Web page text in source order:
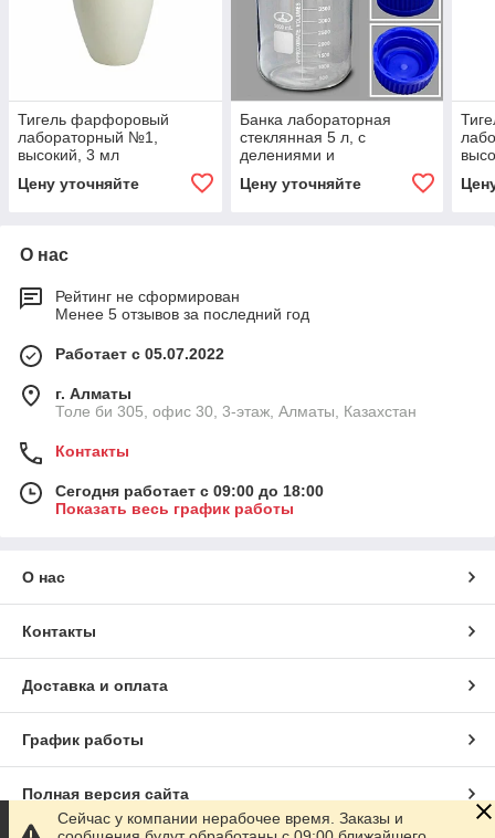
Тигель фарфоровый
лабораторный №1,
высокий, 3 мл
Цену уточняйте
Банка лабораторная
стеклянная 5 л, с
делениями и
полипропиленовой
Цену уточняйте
О нас
Рейтинг не сформирован
Менее 5 отзывов за последний год
Работает с 05.07.2022
г. Алматы
Толе би 305, офис 30, 3-этаж, Алматы, Казахстан
Контакты
Сегодня работает с 09:00 до 18:00
Показать весь график работы
О нас
Контакты
Доставка и оплата
График работы
Полная версия сайта
Сейчас у компании нерабочее время. Заказы и